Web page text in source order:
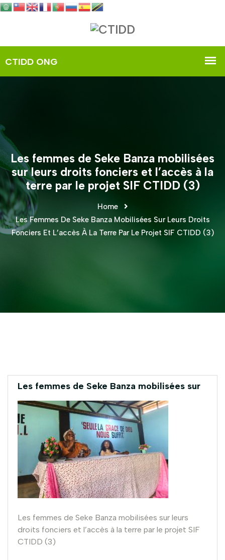
Les femmes de Seke Banza mobilisées
sur leurs droits fonciers et l’accès à la
terre par le projet SIF CTIDD (3)
Home
Les Femmes De Seke Banza Mobilisées Sur Leurs Droits
Fonciers Et L’accès À La Terre Par Le Projet SIF CTIDD (3)
Les femmes de Seke Banza mobilisées sur
Les femmes de Seke Banza mobilisées sur leurs
droits fonciers et l’accès à la terre par le projet SIF
CTIDD (3)